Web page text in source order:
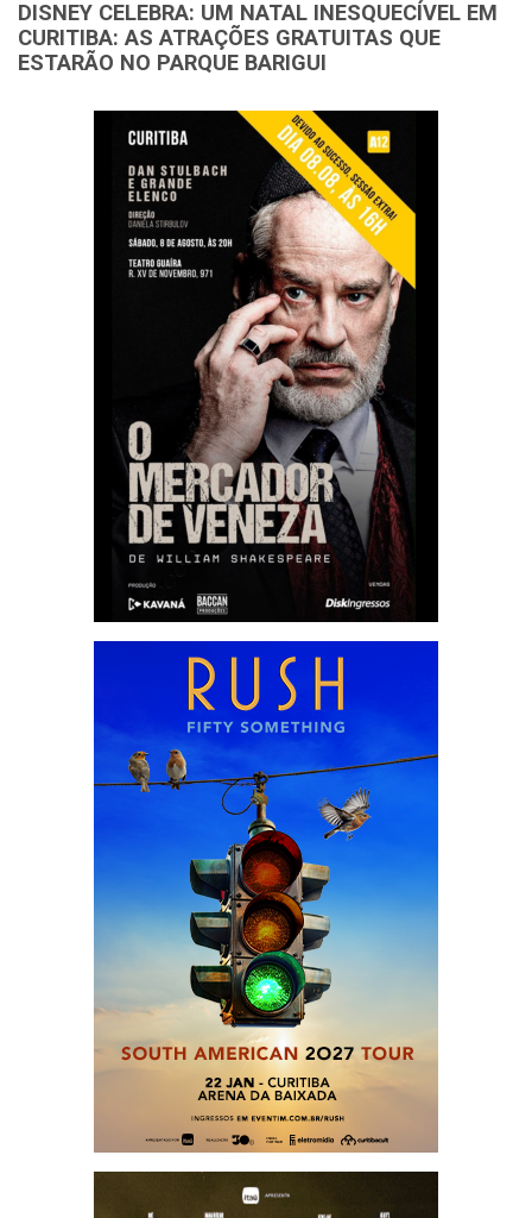
DISNEY CELEBRA: UM NATAL INESQUECÍVEL EM
CURITIBA: AS ATRAÇÕES GRATUITAS QUE
ESTARÃO NO PARQUE BARIGUI